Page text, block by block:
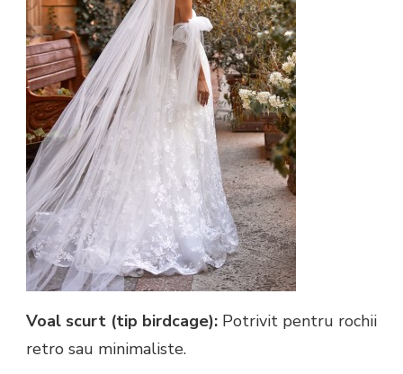
Voal scurt (tip birdcage): Potrivit pentru rochii
retro sau minimaliste.